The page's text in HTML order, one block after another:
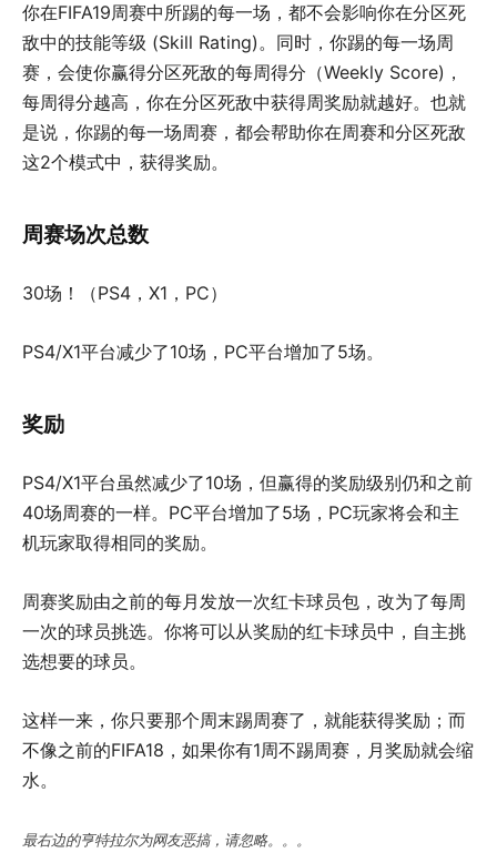
你在FIFA19周赛中所踢的每一场，都不会影响你在分区死
敌中的技能等级 (Skill Rating)。同时，你踢的每一场周
赛，会使你赢得分区死敌的每周得分（Weekly Score)，
每周得分越高，你在分区死敌中获得周奖励就越好。也就
是说，你踢的每一场周赛，都会帮助你在周赛和分区死敌
这2个模式中，获得奖励。
周赛场次总数
30场！（PS4，X1，PC）
PS4/X1平台减少了10场，PC平台增加了5场。
奖励
PS4/X1平台虽然减少了10场，但赢得的奖励级别仍和之前
40场周赛的一样。PC平台增加了5场，PC玩家将会和主
机玩家取得相同的奖励。
周赛奖励由之前的每月发放一次红卡球员包，改为了每周
一次的球员挑选。你将可以从奖励的红卡球员中，自主挑
选想要的球员。
这样一来，你只要那个周末踢周赛了，就能获得奖励；而
不像之前的FIFA18，如果你有1周不踢周赛，月奖励就会缩
水。
最右边的亨特拉尔为网友恶搞，请忽略。。。